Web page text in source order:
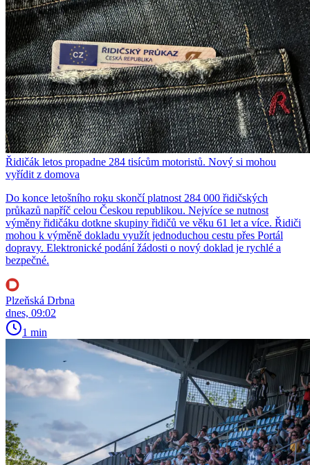
Řidičák letos propadne 284 tisícům motoristů. Nový si mohou
vyřídit z domova
Do konce letošního roku skončí platnost 284 000 řidičských
průkazů napříč celou Českou republikou. Nejvíce se nutnost
výměny řidičáku dotkne skupiny řidičů ve věku 61 let a více. Řidiči
mohou k výměně dokladu využít jednoduchou cestu přes Portál
dopravy. Elektronické podání žádosti o nový doklad je rychlé a
bezpečné.
Plzeňská Drbna
dnes, 09:02
1 min